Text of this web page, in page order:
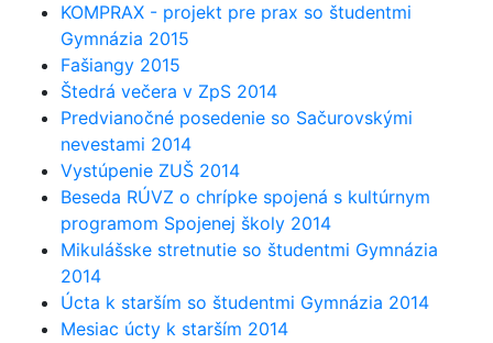
KOMPRAX - projekt pre prax so študentmi
Gymnázia 2015
Fašiangy 2015
Štedrá večera v ZpS 2014
Predvianočné posedenie so Sačurovskými
nevestami 2014
Vystúpenie ZUŠ 2014
Beseda RÚVZ o chrípke spojená s kultúrnym
programom Spojenej školy 2014
Mikulášske stretnutie so študentmi Gymnázia
2014
Úcta k starším so študentmi Gymnázia 2014
Mesiac úcty k starším 2014